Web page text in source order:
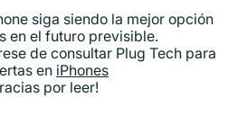
siga siendo la mejor opción
en el futuro previsible.
de consultar Plug Tech para
en iPhones
por leer!